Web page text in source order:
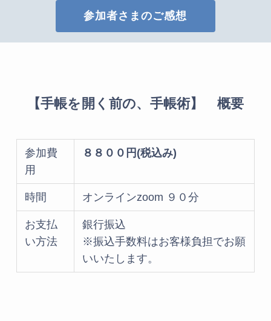
参加者さまのご感想
【手帳を開く前の、手帳術】 概要
参加費
用
８８００円(税込み)
時間 オンラインzoom ９０分
お支払
い方法
銀行振込
※振込手数料はお客様負担でお願
いいたします。